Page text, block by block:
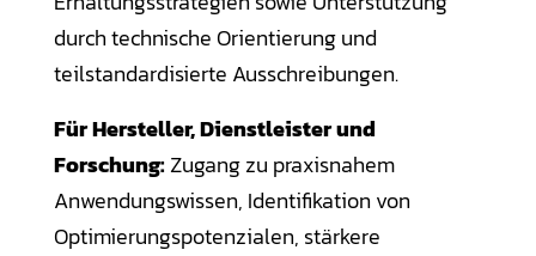
durch technische Orientierung und
teilstandardisierte Ausschreibungen.
Für Hersteller, Dienstleister und
Forschung:Zugang zu praxisnahem
Anwendungswissen, Identifikation von
Optimierungspotenzialen, stärkere